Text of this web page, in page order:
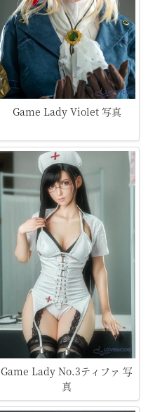
Game Lady Violet 写真
Game Lady No.3ティファ 写
真